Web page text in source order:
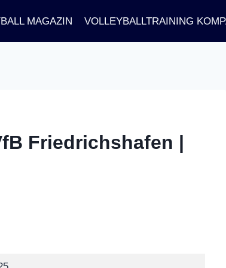
MAGAZIN VOLLEYBALLTRAINING
Friedrichshafen |